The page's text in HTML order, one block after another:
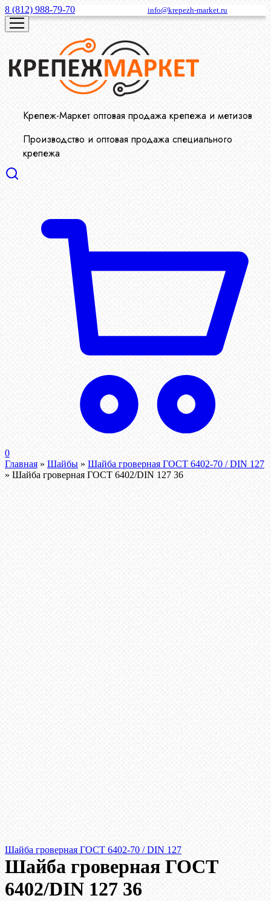
8 (812) 988-79-70 info@krepezh-market.ru
Крепеж-Маркет оптовая продажа крепежа и метизов
Производство и оптовая продажа специального
крепежа
0
Главная » Шайбы » Шайба гроверная ГОСТ 6402-70 / DIN 127
» Шайба гроверная ГОСТ 6402/DIN 127 36
Шайба гроверная ГОСТ 6402-70 / DIN 127
Шайба гроверная ГОСТ
6402/DIN 127 36